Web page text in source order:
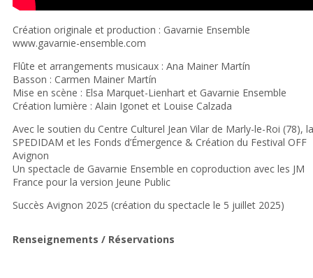
Création originale et production : Gavarnie Ensemble
www.gavarnie-ensemble.com
Flûte et arrangements musicaux : Ana Mainer Martín
Basson : Carmen Mainer Martín
Mise en scène : Elsa Marquet-Lienhart et Gavarnie Ensemble
Création lumière : Alain Igonet et Louise Calzada
Avec le soutien du Centre Culturel Jean Vilar de Marly-le-Roi (78), la
SPEDIDAM et les Fonds d’Émergence & Création du Festival OFF
Avignon
Un spectacle de Gavarnie Ensemble en coproduction avec les JM
France pour la version Jeune Public
Succès Avignon 2025 (création du spectacle le 5 juillet 2025)
Renseignements / Réservations